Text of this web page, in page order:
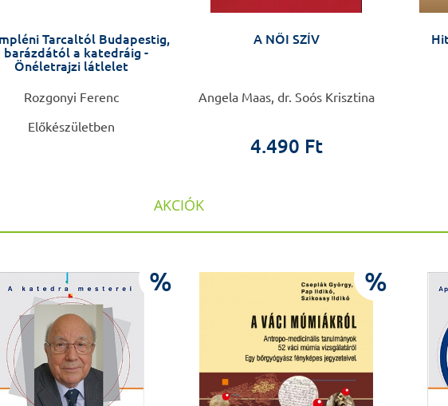
Tarcaltól Budapestig,
barázdától a katedráig -
Önéletrajzi látlelet
Rozgonyi Ferenc
Előkészületben
A NŐI SZÍV
Angela Maas, dr. Soós Krisztina
4.490 Ft
AKCIÓK
% %